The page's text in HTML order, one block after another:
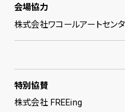
会場協力
株式会社ワコールアートセン
特別協賛
株式会社 FREEing